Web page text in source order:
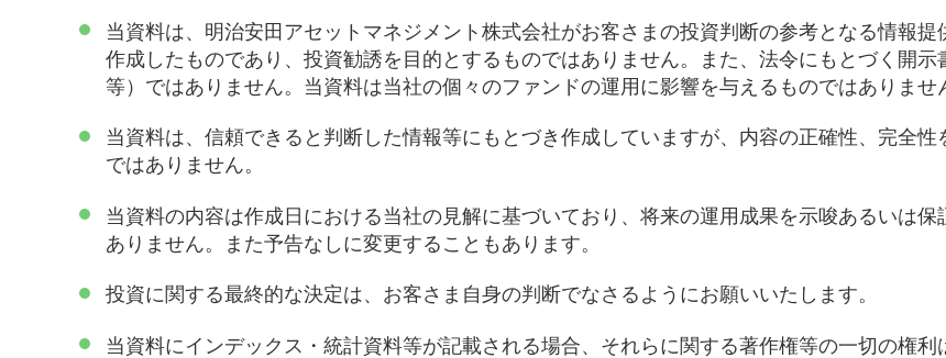
当資料は、明治安田アセットマネジメント株式会社がお客さまの投資判断の参考となる情報提
作成したものであり、投資勧誘を目的とするものではありません。また、法令にもとづく開示
等）ではありません。当資料は当社の個々のファンドの運用に影響を与えるものではありませ
当資料は、信頼できると判断した情報等にもとづき作成していますが、内容の正確性、完全性
ではありません。
当資料の内容は作成日における当社の見解に基づいており、将来の運用成果を示唆あるいは保
ありません。また予告なしに変更することもあります。
投資に関する最終的な決定は、お客さま自身の判断でなさるようにお願いいたします。
当資料にインデックス・統計資料等が記載される場合、それらに関する著作権等の一切の権利